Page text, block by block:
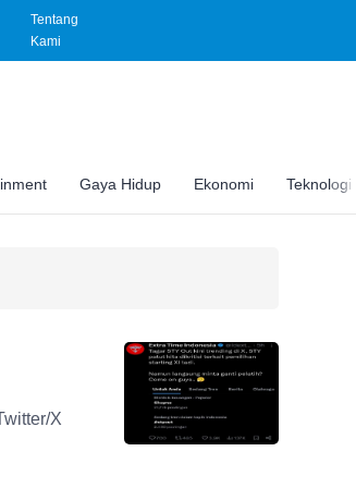
Tentang
Kami
Gaya Hidup Ekonomi Teknologi
X